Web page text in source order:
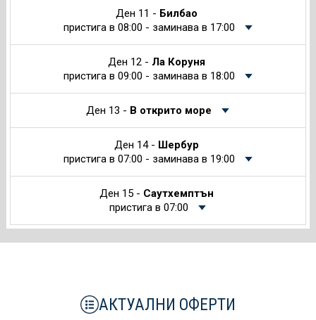
Ден 11 - Билбао
пристига в 08:00 - заминава в 17:00
Ден 12 - Ла Коруня
пристига в 09:00 - заминава в 18:00
Ден 13 - В открито море
Ден 14 - Шербур
пристига в 07:00 - заминава в 19:00
Ден 15 - Саутхемптън
пристига в 07:00
АКТУАЛНИ ОФЕРТИ